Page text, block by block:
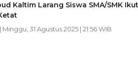
Kaltim Larang Siswa SMA/SMK
| Minggu, 31 Agustus 2025 | 21:56 WIB